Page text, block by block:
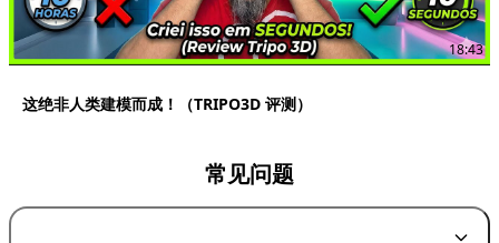
18:43
这绝非人类建模而成！（TRIPO3D 评测）
常见问题